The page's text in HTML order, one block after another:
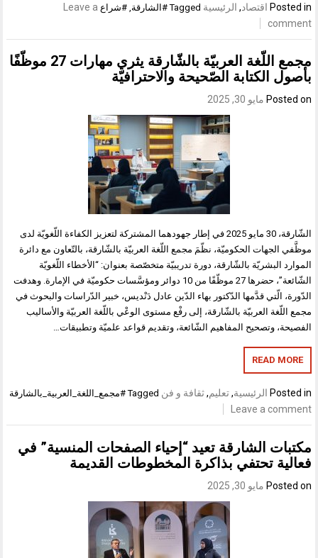
Posted in اقتصاد, الرئيسية Tagged #الشارقة ,#شراع Leave a
comment
مجمع اللّغة العربيّة بالشّارقة يثري مهارات 27 موظّفًا
بأصول الكتابة الصّحيحة والاحترافيّة
Posted on مايو 30, 2025
الشّارقة، 30 مايو 2025 في إطار جهودهما المشتركة لتعزيز الكفاءة اللّغويّة لدى
موظَّفي الجهات الحكوميّة، نظّمَ مجمع اللّغة العربيّة بالشّارقة، بالتّعاون مع دائرة
الموارد البشريّة بالشّارقة، دورة تدريبيّة متخصّصة بعنوان: “الأخطاء اللّغويّة
الشّائعة”، حضرها 27 موظّفًا من 10 دوائر ومؤسَّسات حكوميّة في الإمارة. وهدفت
الدّورة، الّتي قدَّمها الدّكتور بهاء الدّين عادل دَنْديس، خبير الدّراسات والبحوث في
مجمع اللّغة العربيّة بالشّارقة، إلى رفْع مستوى الوعْي باللّغة العربيّة والأساليب
الفصيحة، وتصحيح المفاهيم الشّائعة، وتقديم قواعد علميّة وتطبيقات…
READ MORE
Posted in الرئيسية,تعليم,ثقافة و فن Tagged #مجمع_اللغة_العربية_بالشارقة
Leave a comment
مكتبات الشارقة تعيد “إحياء الصفحات المنسية” في
فعالية تحتفي بذاكرة المخطوطات القديمة
Posted on مايو 30, 2025